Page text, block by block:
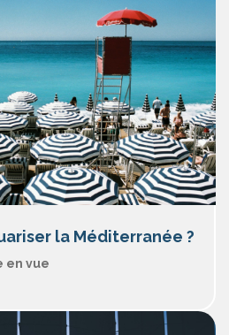
la Méditerranée ?
en vue